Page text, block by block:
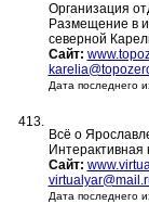
Организация
Размещение в
северной
Сайт:
Дата последнего
413.
Всё о
Интерактивная
Сайт:
Дата последнего